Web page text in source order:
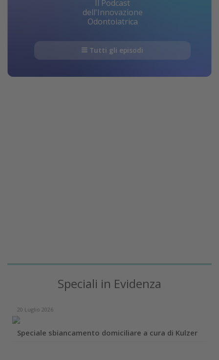
Il Podcast
dell'Innovazione
Odontoiatrica
Tutti gli episodi
Speciali in Evidenza
20 Luglio 2026
Speciale sbiancamento domiciliare a cura di Kulzer